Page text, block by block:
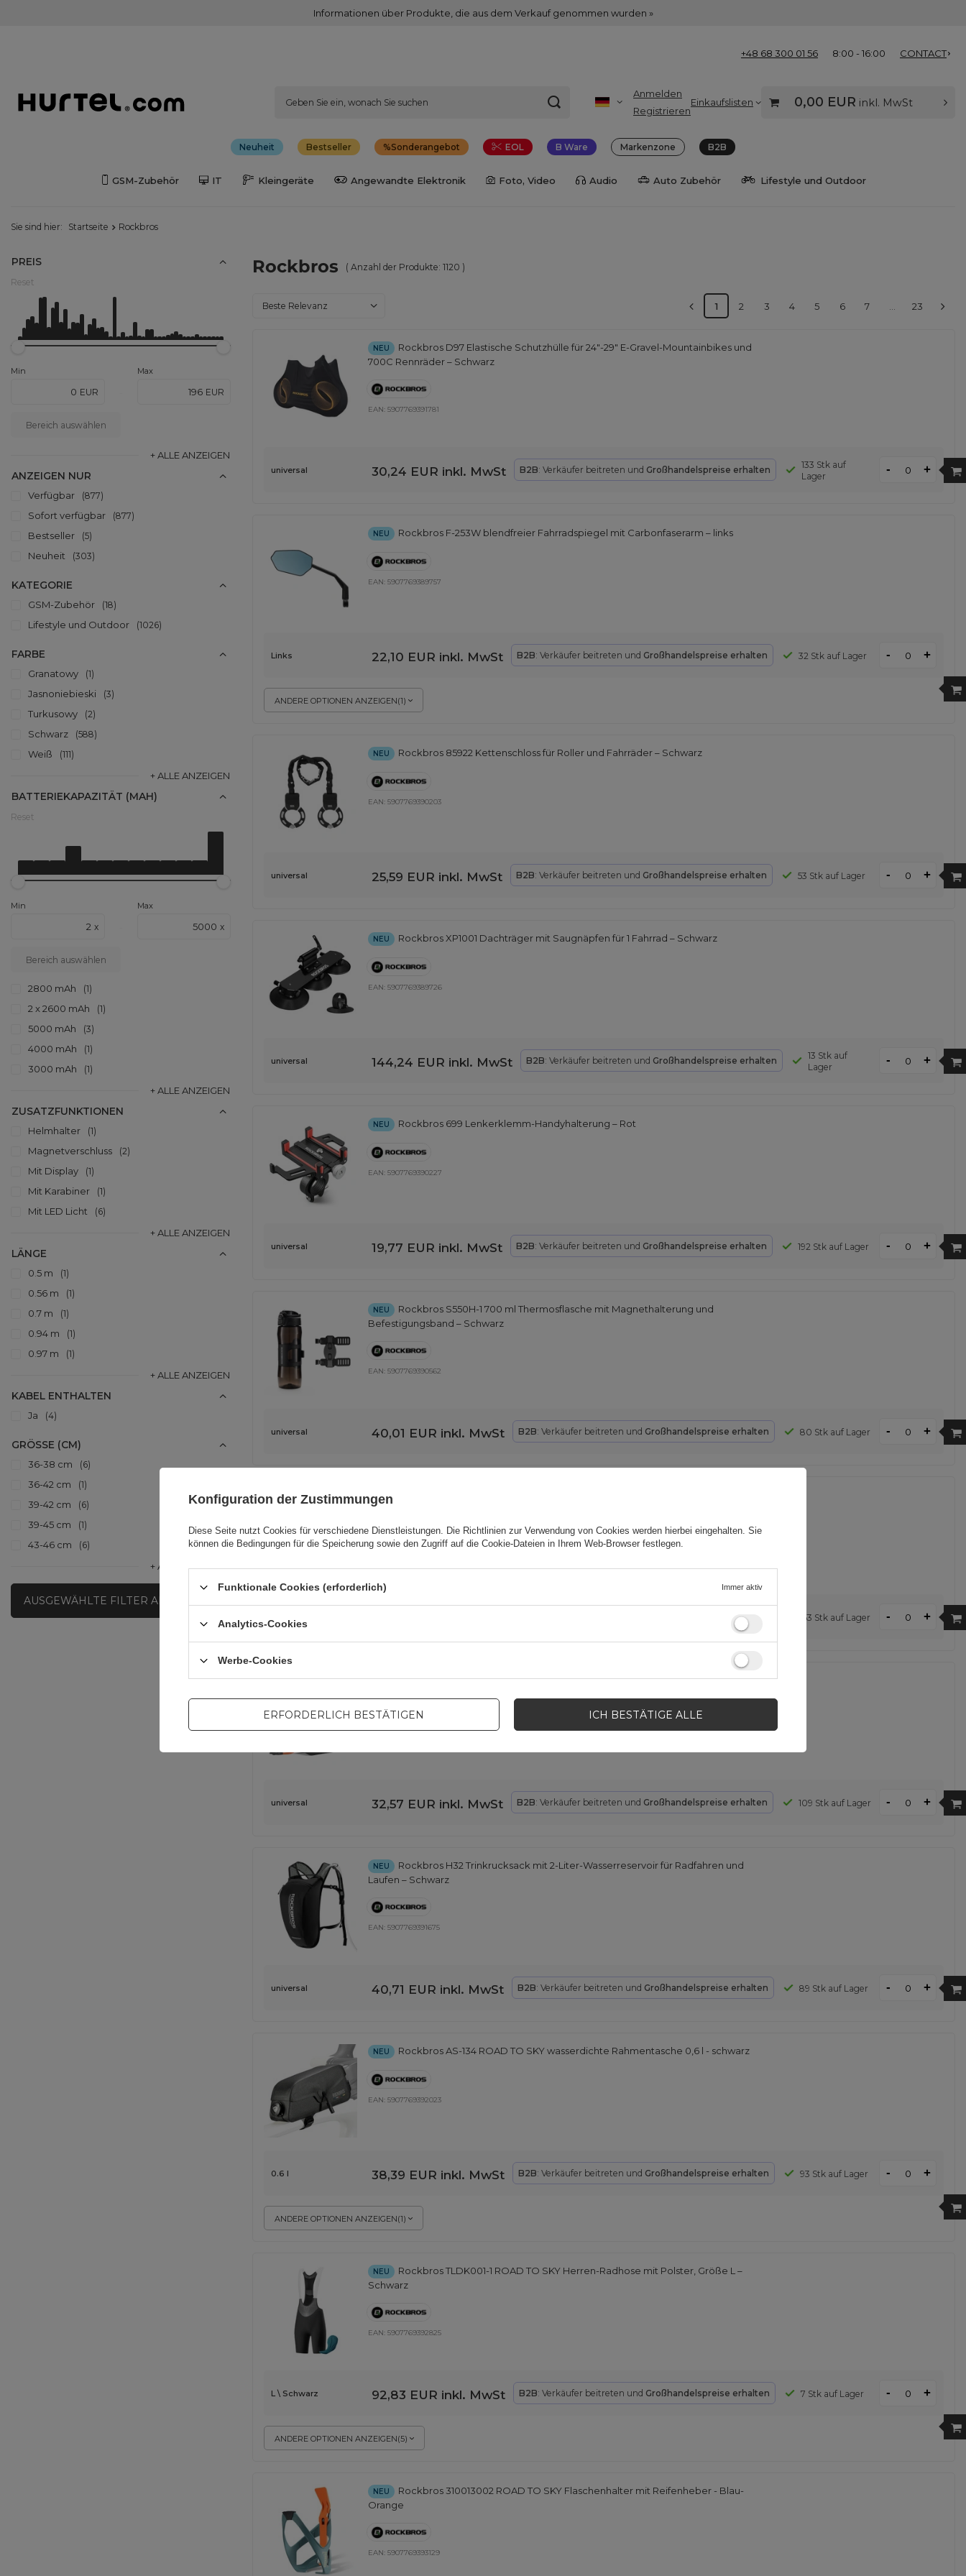
Informationen über Produkte, die aus dem Verkauf genommen wurden »
+48 68 300 01 56 8:00 - 16:00 CONTACT
Anmelden
Registrieren
Einkaufslisten 0,00 EUR inkl. MwSt
Neuheit Bestseller Sonderangebot EOL B Ware Markenzone B2B
GSM-Zubehör IT Kleingeräte Angewandte Elektronik Foto, Video Audio Auto Zubehör Lifestyle und Outdoor
Sie sind hier: Startseite Rockbros
PREIS
Reset
0.00EUR - 2.00EUR
Min
EUR
Max
EUR
Bereich auswählen
+ ALLE ANZEIGEN
ANZEIGEN NUR
Verfügbar 877
Sofort verfügbar 877
Bestseller 5
Neuheit 303
KATEGORIE
GSM-Zubehör 18
Lifestyle und Outdoor 1026
FARBE
Granatowy 1
Jasnoniebieski 3
Turkusowy 2
Schwarz 588
Weiß 111
+ ALLE ANZEIGEN
BATTERIEKAPAZITÄT (MAH)
Reset
Min
x
Max
x
Bereich auswählen
2800 mAh 1
2 x 2600 mAh 1
5000 mAh 3
4000 mAh 1
3000 mAh 1
+ ALLE ANZEIGEN
ZUSATZFUNKTIONEN
Helmhalter 1
Magnetverschluss 2
Mit Display 1
Mit Karabiner 1
Mit LED Licht 6
+ ALLE ANZEIGEN
LÄNGE
0.5 m 1
0.56 m 1
0.7 m 1
0.94 m 1
0.97 m 1
+ ALLE ANZEIGEN
KABEL ENTHALTEN
Ja 4
GRÖSSE (CM)
36-38 cm 6
36-42 cm 1
39-42 cm 6
39-45 cm 1
43-46 cm 6
+ ALLE ANZEIGEN
AUSGEWÄHLTE FILTER ANWENDEN
Rockbros ( Anzahl der Produkte: 1120 )
Sortierung ändern
Beste Relevanz 1 2 3 4 5 6 7 23
NEU
Rockbros D97 Elastische Schutzhülle für 24"-29" E-Gravel-Mountainbikes und
700C Rennräder – Schwarz
EAN: 5907769391781
universal 30,24 EUR inkl. MwSt B2B: Verkäufer beitreten und Großhandelspreise erhalten
133 Stk auf
Lager
- +
NEU Rockbros F-253W blendfreier Fahrradspiegel mit Carbonfaserarm – links
EAN: 5907769389757
ANDERE OPTIONEN ANZEIGEN(1)
Links 22,10 EUR inkl. MwSt B2B: Verkäufer beitreten und Großhandelspreise erhalten 32 Stk auf Lager - +
NEU Rockbros 85922 Kettenschloss für Roller und Fahrräder – Schwarz
EAN: 5907769390203
universal 25,59 EUR inkl. MwSt B2B: Verkäufer beitreten und Großhandelspreise erhalten 53 Stk auf Lager - +
NEU Rockbros XP1001 Dachträger mit Saugnäpfen für 1 Fahrrad – Schwarz
EAN: 5907769389726
universal 144,24 EUR inkl. MwSt B2B: Verkäufer beitreten und Großhandelspreise erhalten
13 Stk auf
Lager
- +
NEU Rockbros 699 Lenkerklemm-Handyhalterung – Rot
EAN: 5907769390227
universal 19,77 EUR inkl. MwSt B2B: Verkäufer beitreten und Großhandelspreise erhalten 192 Stk auf Lager - +
NEU
Rockbros S550H-1 700 ml Thermosflasche mit Magnethalterung und
Befestigungsband – Schwarz
EAN: 5907769390562
universal 40,01 EUR inkl. MwSt B2B: Verkäufer beitreten und Großhandelspreise erhalten 80 Stk auf Lager - +
NEU
EAN:5907769391354
Großhandelspreise erhalten 153 Stk auf Lager - +
NEU
Rockbros AS-150 Wasserdichte Multifunktions-Satteltasche mit Flaschenhalter –
universal 32,57 EUR inkl. MwSt B2B: Verkäufer beitreten und Großhandelspreise erhalten 109 Stk auf Lager - +
NEU
Rockbros H32 Trinkrucksack mit 2-Liter-Wasserreservoir für Radfahren und
Laufen – Schwarz
EAN: 5907769391675
universal 40,71 EUR inkl. MwSt B2B: Verkäufer beitreten und Großhandelspreise erhalten 89 Stk auf Lager - +
NEU Rockbros AS-134 ROAD TO SKY wasserdichte Rahmentasche 0,6 l - schwarz
EAN: 5907769392023
ANDERE OPTIONEN ANZEIGEN(1)
0.6 l 38,39 EUR inkl. MwSt B2B: Verkäufer beitreten und Großhandelspreise erhalten 93 Stk auf Lager - +
NEU
Rockbros TLDK001-1 ROAD TO SKY Herren-Radhose mit Polster, Größe L –
Schwarz
EAN: 5907769392825
ANDERE OPTIONEN ANZEIGEN(5)
L \ Schwarz 92,83 EUR inkl. MwSt B2B: Verkäufer beitreten und Großhandelspreise erhalten 7 Stk auf Lager - +
NEU
Rockbros 310013002 ROAD TO SKY Flaschenhalter mit Reifenheber - Blau-
Orange
EAN: 5907769393129
Konfiguration der Zustimmungen
Diese Seite nutzt Cookies für verschiedene Dienstleistungen. Die Richtlinien zur Verwendung von Cookies werden hierbei eingehalten. Sie
können die Bedingungen für die Speicherung sowie den Zugriff auf die Cookie-Dateien in Ihrem Web-Browser festlegen.
Funktionale Cookies (erforderlich) Immer aktiv
Analytics-Cookies
Werbe-Cookies
ERFORDERLICH BESTÄTIGEN ICH BESTÄTIGE ALLE